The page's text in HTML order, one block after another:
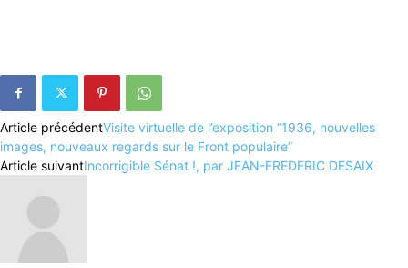
Article précédentVisite virtuelle de l’exposition “1936, nouvelles
images, nouveaux regards sur le Front populaire”
Article suivantIncorrigible Sénat !, par JEAN-FREDERIC DESAIX